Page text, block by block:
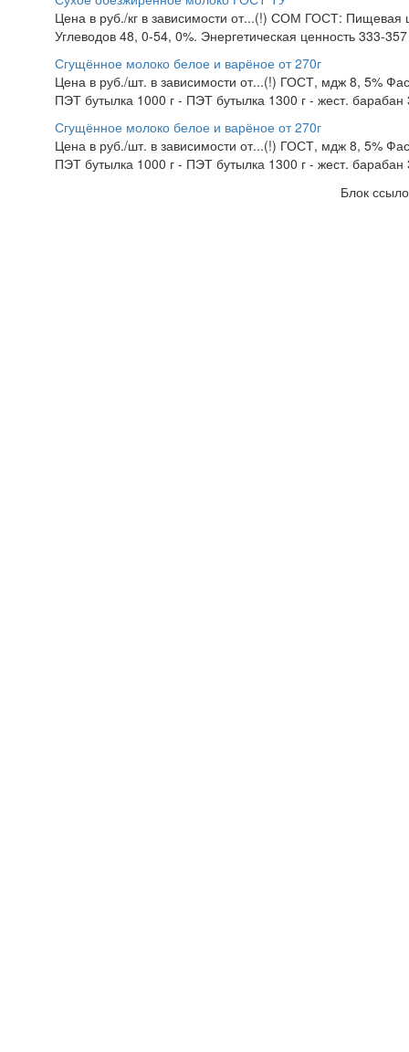
Цена в руб./кг в зависимости от...(!) СОМ ГОСТ: Пищевая
Углеводов 48, 0-54, 0%. Энергетическая ценность 333-
Сгущённое молоко белое и варёное от 270г
Цена в руб./шт. в зависимости от...(!) ГОСТ, мдж 8, 5%
ПЭТ бутылка 1000 г - ПЭТ бутылка 1300 г - жест. барабан
Сгущённое молоко белое и варёное от 270г
Цена в руб./шт. в зависимости от...(!) ГОСТ, мдж 8, 5%
ПЭТ бутылка 1000 г - ПЭТ бутылка 1300 г - жест. барабан
Блок